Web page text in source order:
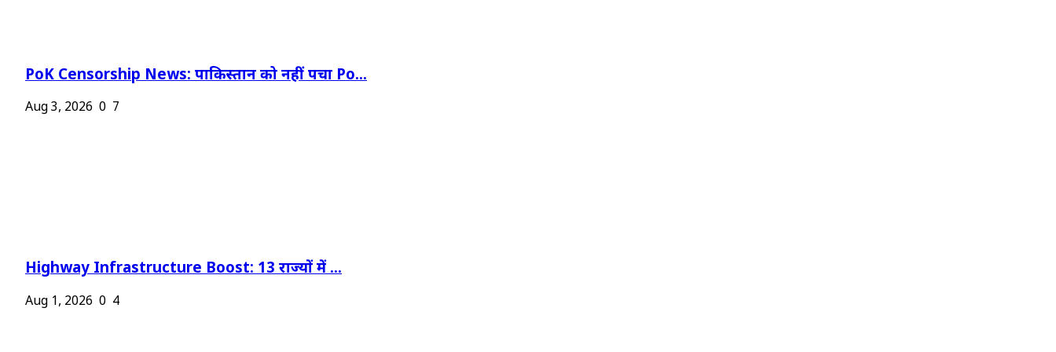
PoK Censorship News: पाकिस्तान को नहीं पचा Po...
Aug 3, 2026 0 7
Highway Infrastructure Boost: 13 राज्यों में ...
Aug 1, 2026 0 4